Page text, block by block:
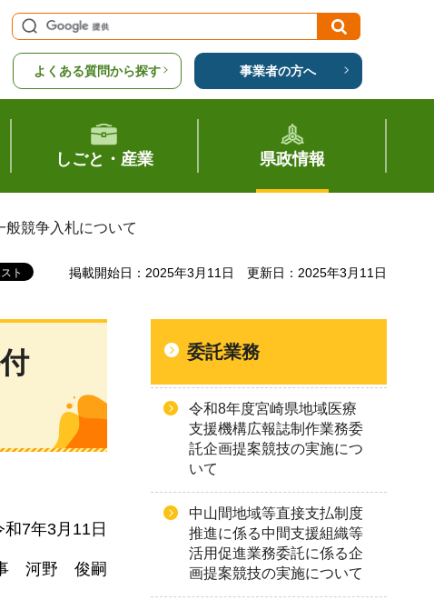
よくある質問から探す 事業者の方へ
しごと・産業 県政情報
競争入札について
掲載開始日：2025年3月11日 更新日：2025年3月11日
和7年3月11日
河野 俊嗣
委託業務
令和8年度宮崎県地域医療
支援機構広報誌制作業務委
託企画提案競技の実施につ
いて
中山間地域等直接支払制度
推進に係る中間支援組織等
活用促進業務委託に係る企
画提案競技の実施について